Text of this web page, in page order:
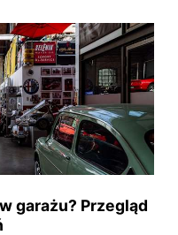
garażu? Przegląd